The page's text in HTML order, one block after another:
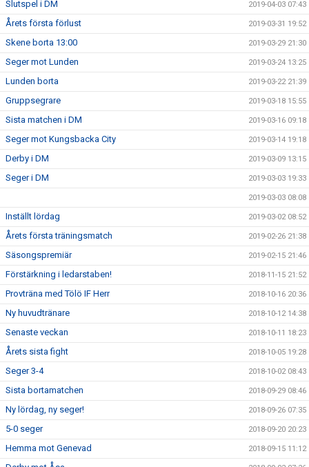
Slutspel i DM 2019-04-03 07:43
Årets första förlust 2019-03-31 19:52
Skene borta 13:00 2019-03-29 21:30
Seger mot Lunden 2019-03-24 13:25
Lunden borta 2019-03-22 21:39
Gruppsegrare 2019-03-18 15:55
Sista matchen i DM 2019-03-16 09:18
Seger mot Kungsbacka City 2019-03-14 19:18
Derby i DM 2019-03-09 13:15
Seger i DM 2019-03-03 19:33
2019-03-03 08:08
Inställt lördag 2019-03-02 08:52
Årets första träningsmatch 2019-02-26 21:38
Säsongspremiär 2019-02-15 21:46
Förstärkning i ledarstaben! 2018-11-15 21:52
Provträna med Tölö IF Herr 2018-10-16 20:36
Ny huvudtränare 2018-10-12 14:38
Senaste veckan 2018-10-11 18:23
Årets sista fight 2018-10-05 19:28
Seger 3-4 2018-10-02 08:43
Sista bortamatchen 2018-09-29 08:46
Ny lördag, ny seger! 2018-09-26 07:35
5-0 seger 2018-09-20 20:23
Hemma mot Genevad 2018-09-15 11:12